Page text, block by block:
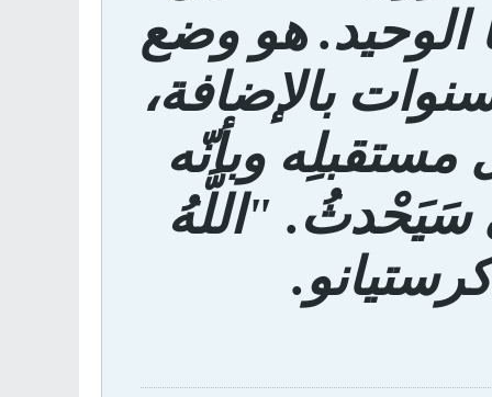
الوحيد. هو وضع
بالإضافة،
وبأنّه
"اللَّهُ